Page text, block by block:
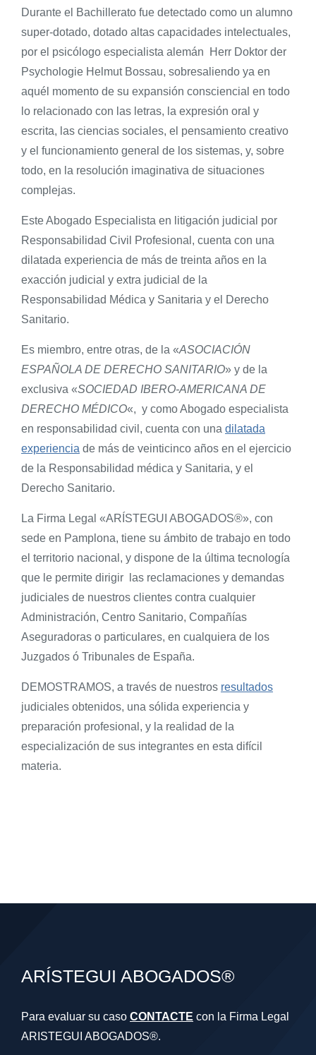
Durante el Bachillerato fue detectado como un alumno
super-dotado, dotado altas capacidades intelectuales,
por el psicólogo especialista alemán Herr Doktor der
Psychologie Helmut Bossau, sobresaliendo ya en
aquél momento de su expansión consciencial en todo
lo relacionado con las letras, la expresión oral y
escrita, las ciencias sociales, el pensamiento creativo
y el funcionamiento general de los sistemas, y, sobre
todo, en la resolución imaginativa de situaciones
complejas.
Este Abogado Especialista en litigación judicial por
Responsabilidad Civil Profesional, cuenta con una
dilatada experiencia de más de treinta años en la
exacción judicial y extra judicial de la
Responsabilidad Médica y Sanitaria y el Derecho
Sanitario.
Es miembro, entre otras, de la «ASOCIACIÓN
ESPAÑOLA DE DERECHO SANITARIO» y de la
exclusiva «SOCIEDAD IBERO-AMERICANA DE
DERECHO MÉDICO«, y como Abogado especialista
en responsabilidad civil, cuenta con una dilatada
experiencia de más de veinticinco años en el ejercicio
de la Responsabilidad médica y Sanitaria, y el
Derecho Sanitario.
La Firma Legal «ARÍSTEGUI ABOGADOS®», con
sede en Pamplona, tiene su ámbito de trabajo en todo
el territorio nacional, y dispone de la última tecnología
que le permite dirigir las reclamaciones y demandas
judiciales de nuestros clientes contra cualquier
Administración, Centro Sanitario, Compañías
Aseguradoras o particulares, en cualquiera de los
Juzgados ó Tribunales de España.
DEMOSTRAMOS, a través de nuestros resultados
judiciales obtenidos, una sólida experiencia y
preparación profesional, y la realidad de la
especialización de sus integrantes en esta difícil
materia.
ARÍSTEGUI ABOGADOS®
Para evaluar su caso CONTACTE con la Firma Legal
ARISTEGUI ABOGADOS®.